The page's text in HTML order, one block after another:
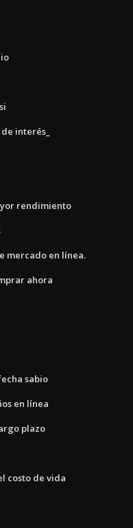
interés_
rendimiento
mercado en línea.
ahora
sabio
en línea
plazo
costo de vida